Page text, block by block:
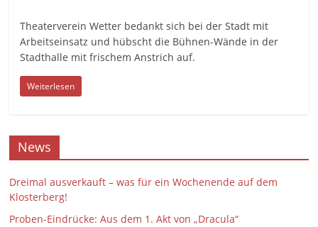
Theaterverein Wetter bedankt sich bei der Stadt mit
Arbeitseinsatz und hübscht die Bühnen-Wände in der
Stadthalle mit frischem Anstrich auf.
Weiterlesen
News
Dreimal ausverkauft – was für ein Wochenende auf dem
Klosterberg!
Proben-Eindrücke: Aus dem 1. Akt von „Dracula“